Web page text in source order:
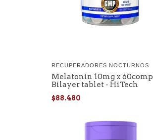
RECUPERADORES NOCTURNOS
Melatonin 10mg x 60comp
Bilayer tablet - HiTech
$88.480